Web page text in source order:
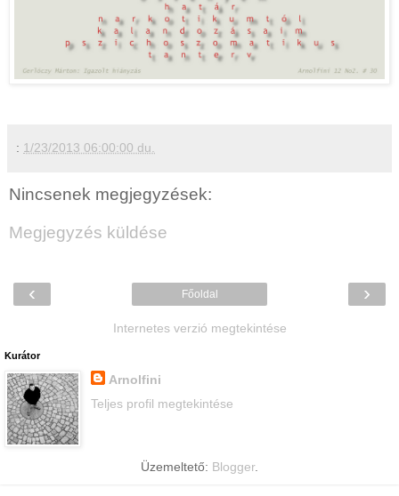
: 1/23/2013 06:00:00 du.
Nincsenek megjegyzések:
Megjegyzés küldése
‹ ›
Főoldal
Internetes verzió megtekintése
Kurátor
Arnolfini
Teljes profil megtekintése
Üzemeltető: Blogger.